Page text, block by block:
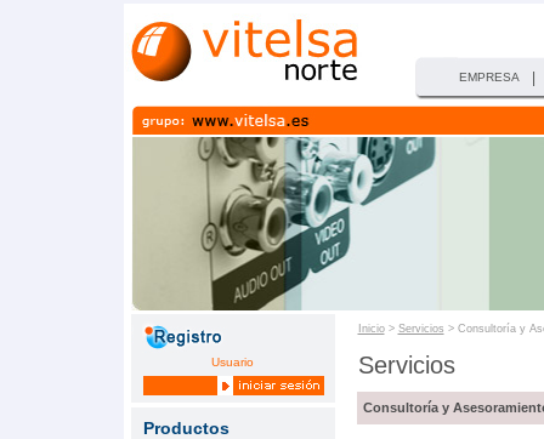
EMPRESA
Usuario
Productos
Inicio> Servicios > Consultoría y
Servicios
Consultoría y